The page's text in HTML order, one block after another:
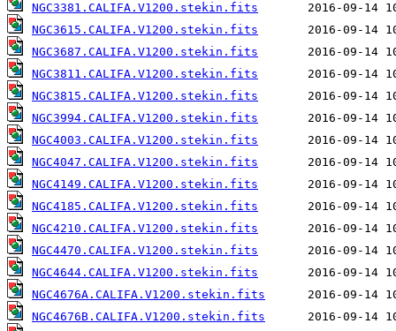
NGC3381.CALIFA.V1200.stekin.fits
NGC3615.CALIFA.V1200.stekin.fits
NGC3687.CALIFA.V1200.stekin.fits
NGC3811.CALIFA.V1200.stekin.fits
NGC3815.CALIFA.V1200.stekin.fits
NGC3994.CALIFA.V1200.stekin.fits
NGC4003.CALIFA.V1200.stekin.fits
NGC4047.CALIFA.V1200.stekin.fits
NGC4149.CALIFA.V1200.stekin.fits
NGC4185.CALIFA.V1200.stekin.fits
NGC4210.CALIFA.V1200.stekin.fits
NGC4470.CALIFA.V1200.stekin.fits
NGC4644.CALIFA.V1200.stekin.fits
NGC4676A.CALIFA.V1200.stekin.fits
NGC4676B.CALIFA.V1200.stekin.fits